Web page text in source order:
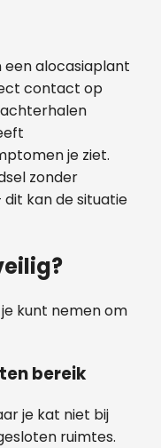
een alocasiaplant
contact op
je ziet.
zonder
kan de situatie
kunt nemen om
bereik
je kat niet bij
ruimtes.